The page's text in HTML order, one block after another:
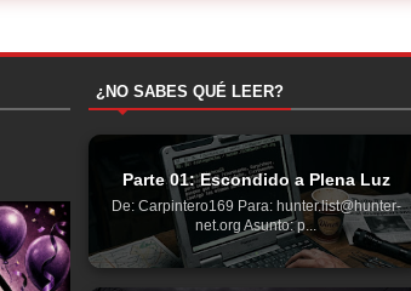
¿NO SABES QUÉ LEER?
Parte 01: Escondido a Plena Luz
De: Carpintero169 Para: hunter.list@hunter-
net.org Asunto: p...